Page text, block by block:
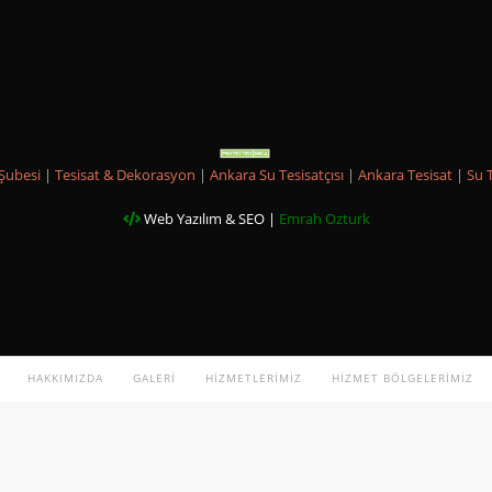
| Tesisat & Dekorasyon | Ankara Su Tesisatçısı| Ankara Tesisat| Su
Web Yazılım & SEO | Emrah Ozturk
HAKKIMIZDA GALERI HIZMETLERIMIZ HIZMET BÖLGELERIMIZ